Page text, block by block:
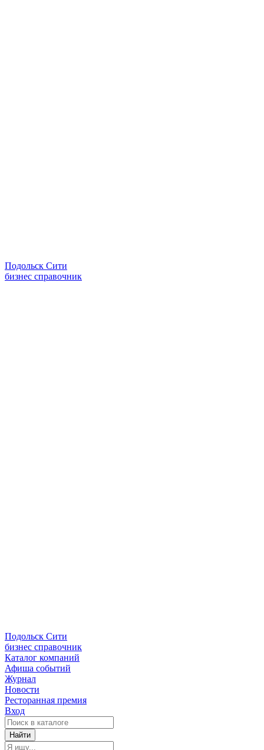
Подольск Сити
бизнес справочник
Подольск Сити
бизнес справочник
Каталог компаний
Афиша событий
Журнал
Новости
Ресторанная премия
Вход
Найти